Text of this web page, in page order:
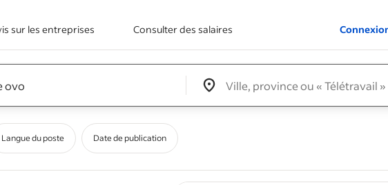
sur les entreprises Consulter des salaires
&nbsp;
Langue du poste Date de publication